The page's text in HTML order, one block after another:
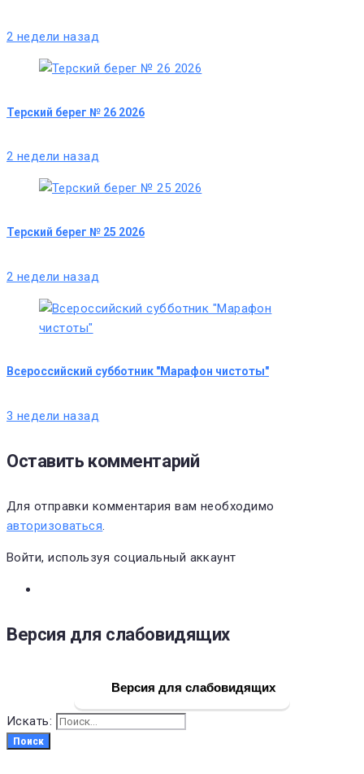
2 недели назад
Терский берег № 26 2026
2 недели назад
Терский берег № 25 2026
2 недели назад
Всероссийский субботник "Марафон чистоты"
3 недели назад
Оставить комментарий
Для отправки комментария вам необходимо
авторизоваться.
Войти, используя социальный аккаунт
Версия для слабовидящих
Версия для слабовидящих
Искать:
Поиск